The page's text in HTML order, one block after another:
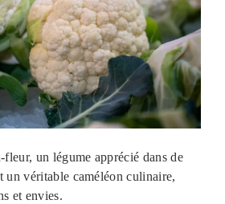
un légume apprécié dans de
un véritable caméléon culinaire,
et envies.